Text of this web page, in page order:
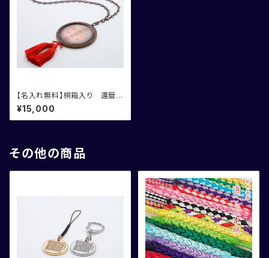
【名入れ無料】桐箱入り 還暦御
祝記念メダル
¥15,000
その他の商品